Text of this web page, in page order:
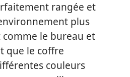
rangée et
plus
le bureau et
que le coffre
couleurs